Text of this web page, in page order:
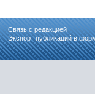
Связь с редакцией
Экспорт публикаций в